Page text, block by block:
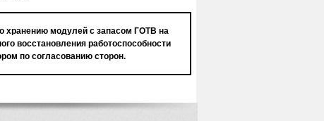
хранению модулей с запасом ГОТВ на
восстановления работоспособности
по согласованию сторон.